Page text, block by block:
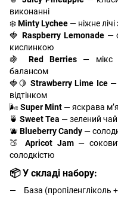
виконанні
❄️Minty Lychee — ніжне
🍓 Raspberry Lemonade—
кислинкою
🍇 Red Berries — мікс
балансом
🍓🍋Strawberry Lime Ice—
відтінком
🌬️Super Mint — яскрава
🍵 Sweet Tea — зелений
🫐 Blueberry Candy —
🍑Apricot Jam—
солодкістю
📦 У складі набору:
База (пропіленгліколь